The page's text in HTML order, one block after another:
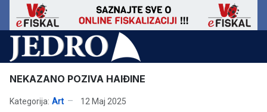
NEKAZANO POZIVA HAIĐINE
Kategorija: Art 12 Maj 2025